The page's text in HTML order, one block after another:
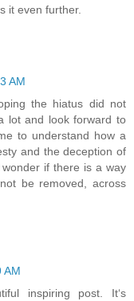
it even further.
AM
the hiatus did not
lot and look forward to
to understand how a
and the deception of
if there is a way
be removed, across
AM
inspiring post. It‘s